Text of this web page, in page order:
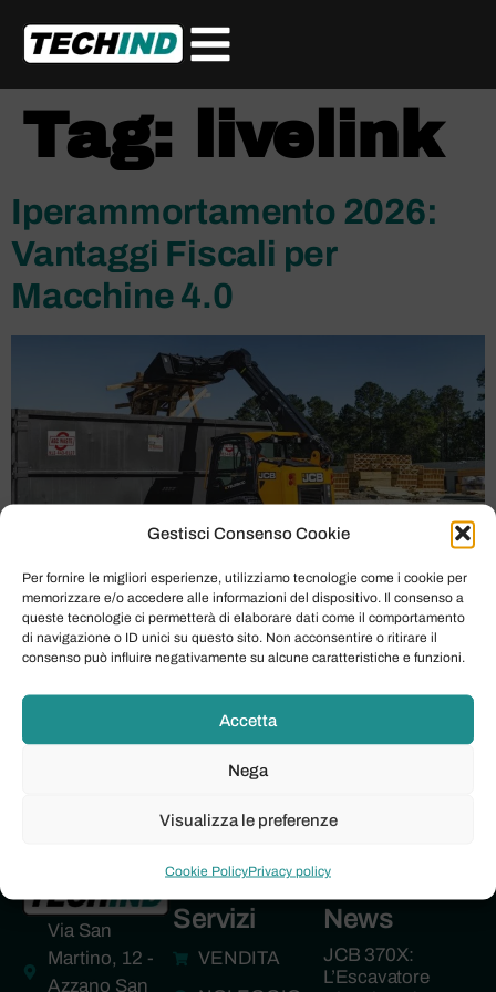
Gestisci Consenso Cookie
Per fornire le migliori esperienze, utilizziamo tecnologie come i cookie per
memorizzare e/o accedere alle informazioni del dispositivo. Il consenso a
queste tecnologie ci permetterà di elaborare dati come il comportamento
di navigazione o ID unici su questo sito. Non acconsentire o ritirare il
consenso può influire negativamente su alcune caratteristiche e funzioni.
Accetta
Nega
Visualizza le preferenze
Cookie PolicyPrivacy policy
Tag: livelink
Iperammortamento 2026:
Vantaggi Fiscali per
Macchine 4.0
L’Iperammortamento 2026 si profila come un’occasione
irripetibile per le imprese che intendono modernizzare il
proprio parco macchine e attrezzature. Questa
agevolazione fiscale, messa a disposizione dal
investimenti in beni strumentali nuovi e interconnessi
4.0, offrendo un vantaggio competitivo significativo. In
un contesto economico in continua evoluzione,
Via San
Martino, 12 -
Azzano San
Servizi
VENDITA
News
JCB 370X:
L’Escavatore